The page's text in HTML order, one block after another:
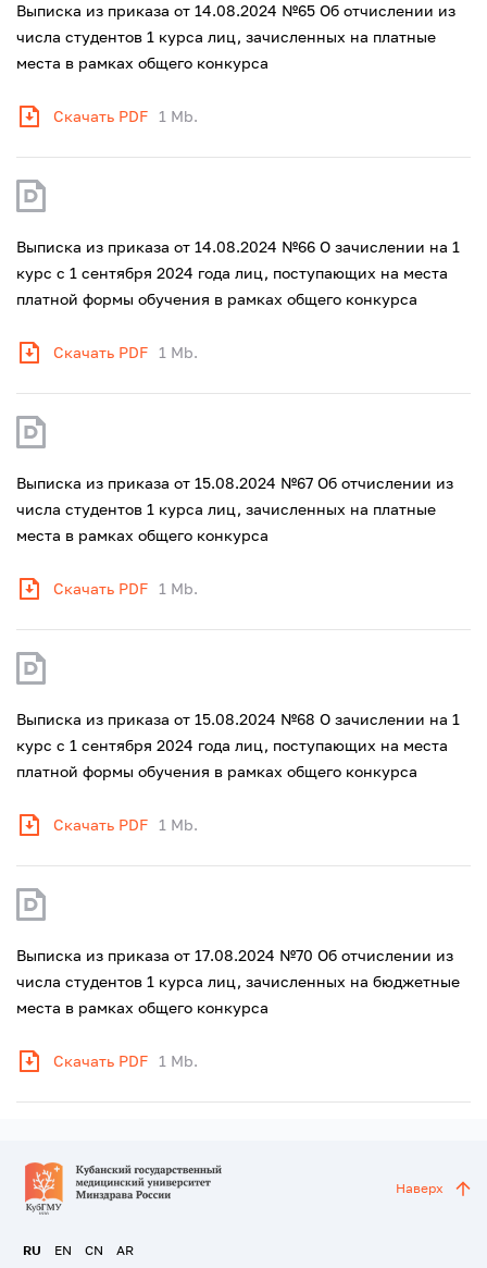
Выписка из приказа от 14.08.2024 №65 Об отчислении из
числа студентов 1 курса лиц, зачисленных на платные
места в рамках общего конкурса
Скачать PDF 1 Mb.
Выписка из приказа от 14.08.2024 №66 О зачислении на 1
курс с 1 сентября 2024 года лиц, поступающих на места
платной формы обучения в рамках общего конкурса
Скачать PDF 1 Mb.
Выписка из приказа от 15.08.2024 №67 Об отчислении из
числа студентов 1 курса лиц, зачисленных на платные
места в рамках общего конкурса
Скачать PDF 1 Mb.
Выписка из приказа от 15.08.2024 №68 О зачислении на 1
курс с 1 сентября 2024 года лиц, поступающих на места
платной формы обучения в рамках общего конкурса
Скачать PDF 1 Mb.
Выписка из приказа от 17.08.2024 №70 Об отчислении из
числа студентов 1 курса лиц, зачисленных на бюджетные
места в рамках общего конкурса
Скачать PDF 1 Mb.
RU EN CN AR
Наверх